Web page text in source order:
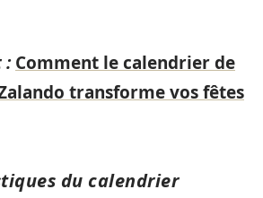
: Comment le calendrier de
transforme vos fêtes
du calendrier